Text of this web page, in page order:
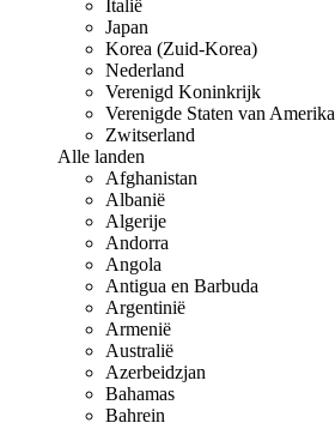
Italië
Japan
Korea (Zuid-Korea)
Nederland
Verenigd Koninkrijk
Verenigde Staten van Amerika
Zwitserland
Alle landen
Afghanistan
Albanië
Algerije
Andorra
Angola
Antigua en Barbuda
Argentinië
Armenië
Australië
Azerbeidzjan
Bahamas
Bahrein